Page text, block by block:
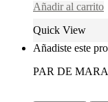
Añadir al carrito
Quick View
Añadiste este
PAR DE